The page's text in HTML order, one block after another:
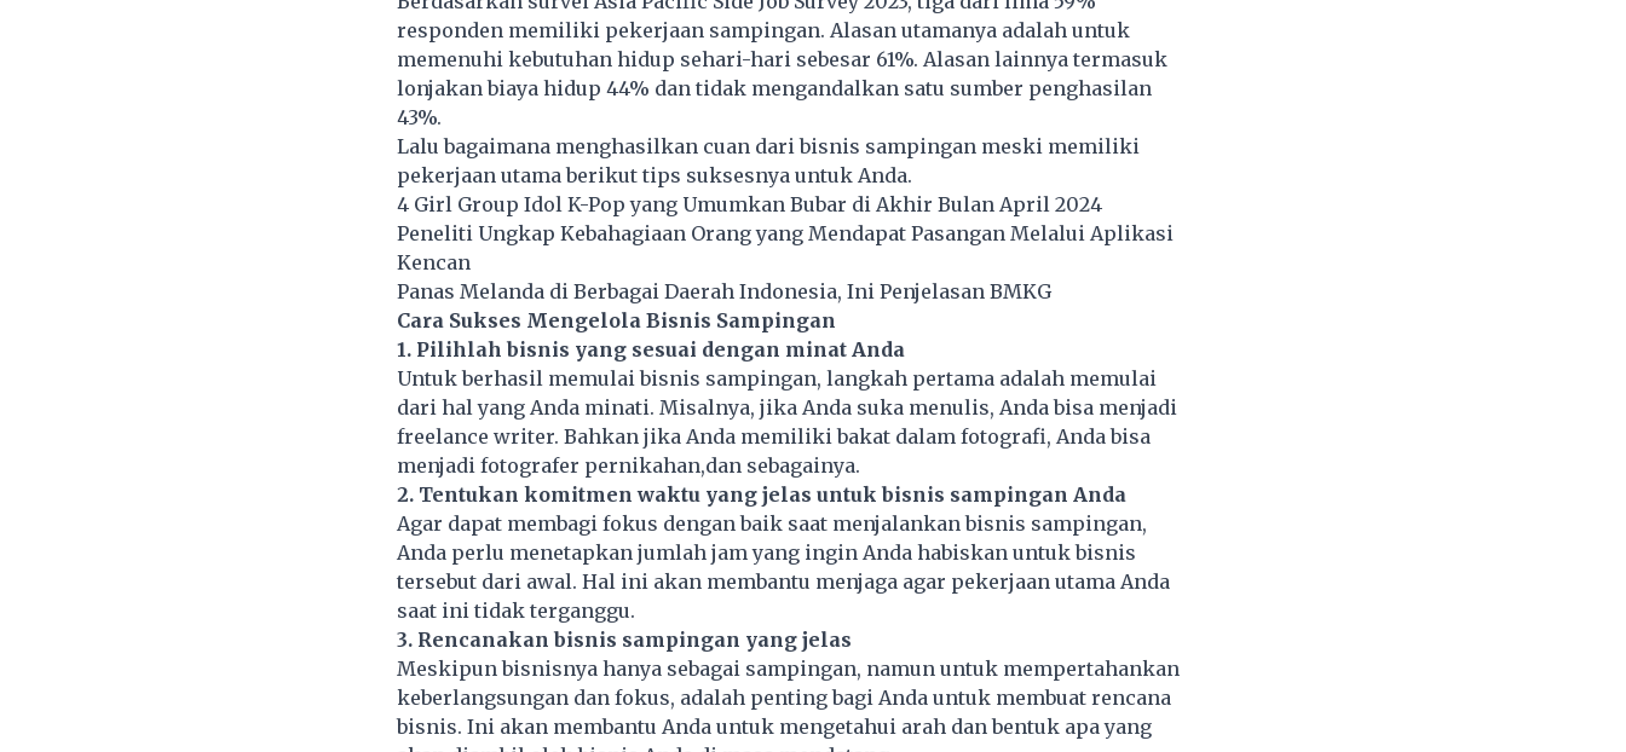
responden memiliki pekerjaan sampingan. Alasan utamanya adalah untuk
memenuhi kebutuhan hidup sehari-hari sebesar 61%. Alasan lainnya termasuk
lonjakan biaya hidup 44% dan tidak mengandalkan satu sumber penghasilan
43%.
Lalu bagaimana menghasilkan cuan dari bisnis sampingan meski memiliki
pekerjaan utama berikut tips suksesnya untuk Anda.
4 Girl Group Idol K-Pop yang Umumkan Bubar di Akhir Bulan April 2024
Peneliti Ungkap Kebahagiaan Orang yang Mendapat Pasangan Melalui Aplikasi
Kencan
Panas Melanda di Berbagai Daerah Indonesia, Ini Penjelasan BMKG
Cara Sukses Mengelola Bisnis Sampingan
1. Pilihlah bisnis yang sesuai dengan minat Anda
Untuk berhasil memulai bisnis sampingan, langkah pertama adalah memulai
dari hal yang Anda minati. Misalnya, jika Anda suka menulis, Anda bisa menjadi
freelance writer. Bahkan jika Anda memiliki bakat dalam fotografi, Anda bisa
menjadi fotografer pernikahan,dan sebagainya.
2. Tentukan komitmen waktu yang jelas untuk bisnis sampingan Anda
Agar dapat membagi fokus dengan baik saat menjalankan bisnis sampingan,
Anda perlu menetapkan jumlah jam yang ingin Anda habiskan untuk bisnis
tersebut dari awal. Hal ini akan membantu menjaga agar pekerjaan utama Anda
saat ini tidak terganggu.
3. Rencanakan bisnis sampingan yang jelas
Meskipun bisnisnya hanya sebagai sampingan, namun untuk mempertahankan
keberlangsungan dan fokus, adalah penting bagi Anda untuk membuat rencana
bisnis. Ini akan membantu Anda untuk mengetahui arah dan bentuk apa yang